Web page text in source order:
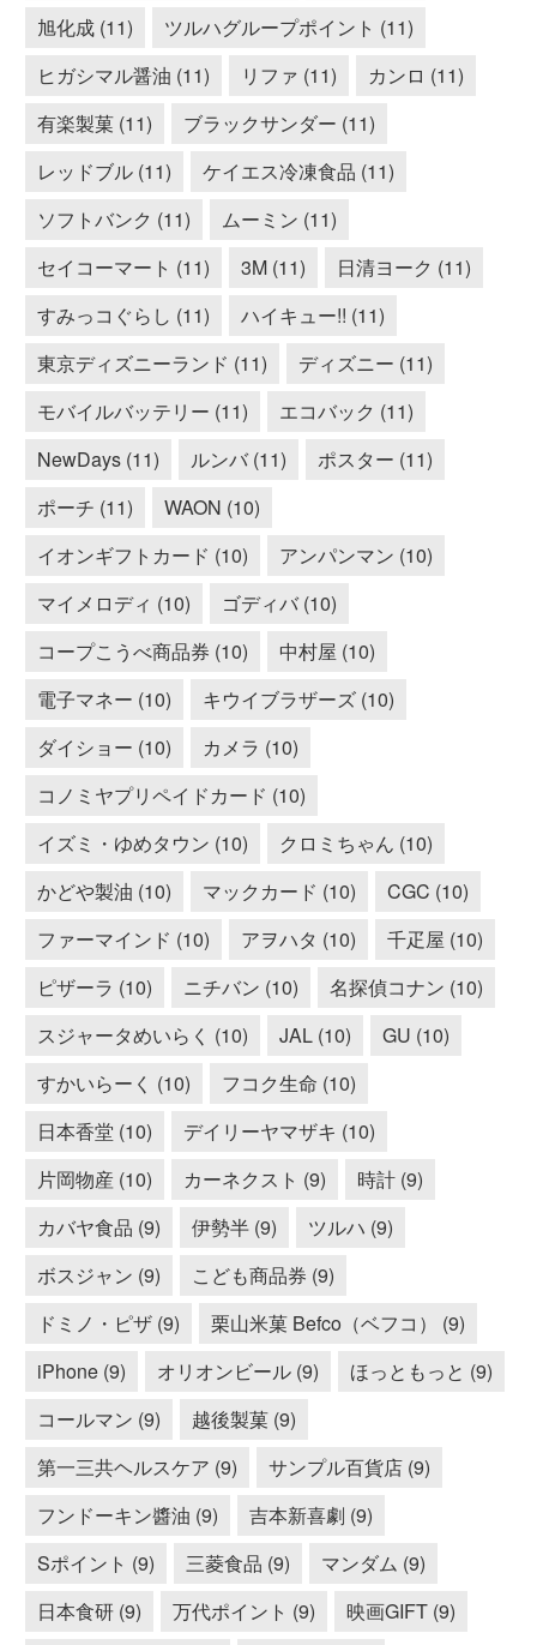
旭化成 (11)
ツルハグループポイント (11)
ヒガシマル醤油 (11)
リファ (11)
カンロ (11)
有楽製菓 (11)
ブラックサンダー (11)
レッドブル (11)
ケイエス冷凍食品 (11)
ソフトバンク (11)
ムーミン (11)
セイコーマート (11)
3M (11)
日清ヨーク (11)
すみっコぐらし (11)
ハイキュー!! (11)
東京ディズニーランド (11)
ディズニー (11)
モバイルバッテリー (11)
エコバック (11)
NewDays (11)
ルンバ (11)
ポスター (11)
ポーチ (11)
WAON (10)
イオンギフトカード (10)
アンパンマン (10)
マイメロディ (10)
ゴディバ (10)
コープこうべ商品券 (10)
中村屋 (10)
電子マネー (10)
キウイブラザーズ (10)
ダイショー (10)
カメラ (10)
コノミヤプリペイドカード (10)
イズミ・ゆめタウン (10)
クロミちゃん (10)
かどや製油 (10)
マックカード (10)
CGC (10)
ファーマインド (10)
アヲハタ (10)
千疋屋 (10)
ピザーラ (10)
ニチバン (10)
名探偵コナン (10)
スジャータめいらく (10)
JAL (10)
GU (10)
すかいらーく (10)
フコク生命 (10)
日本香堂 (10)
デイリーヤマザキ (10)
片岡物産 (10)
カーネクスト (9)
時計 (9)
カバヤ食品 (9)
伊勢半 (9)
ツルハ (9)
ボスジャン (9)
こども商品券 (9)
ドミノ・ピザ (9)
栗山米菓 Befco（ベフコ） (9)
iPhone (9)
オリオンビール (9)
ほっともっと (9)
コールマン (9)
越後製菓 (9)
第一三共ヘルスケア (9)
サンプル百貨店 (9)
フンドーキン醬油 (9)
吉本新喜劇 (9)
Sポイント (9)
三菱食品 (9)
マンダム (9)
日本食研 (9)
万代ポイント (9) 映画GIFT (9)